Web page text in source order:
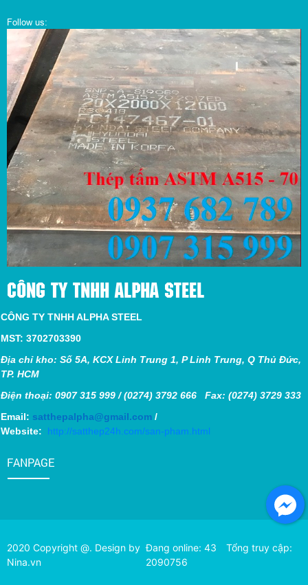
Follow us:
CÔNG TY TNHH ALPHA STEEL
CÔNG TY TNHH ALPHA STEEL
MST: 3702703390
Địa chỉ kho: Số 5A, KCX Linh Trung 1, P Linh Trung, Q Thủ Đức,
TP. HCM
Điện thoại: 0907 315 999 / (0274) 3792 666 Fax: (0274) 3729 333
Email: satthepalpha@gmail.com /
Website:
http://satthep24h.com/san-pham.html
FANPAGE
2020 Copyright @. Design by
Nina.vn
Đang online: 43
Tổng truy cập:
2090756